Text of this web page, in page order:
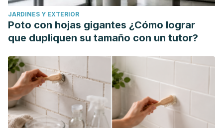
Memorial Sloan Kettering Cancer Center. (n.d.). Retrieved
March 23, 2021, from https://www.mskcc.org/es/cancer-
care/patient-education/about-your-cystoscopy.
Procedural Module: Flexible Cystoscopy.Journal of
endourology,32(S1), S2–S6.
https://pubmed.ncbi.nlm.nih.gov/29774810/
JARDINES Y EXTERIOR
Poto con hojas gigantes ¿Cómo lograr
que dupliquen su tamaño con un tutor?